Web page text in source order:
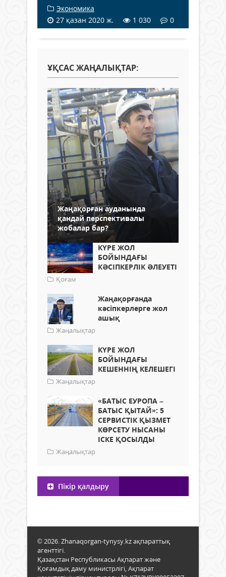
Экономика
27 қазан 2020 ж.
1 030 0
ҰҚСАС ЖАҢАЛЫҚТАР:
Жаңақорған ауданында
қандай перспективалы
жобалар бар?
КҮРЕ ЖОЛ
БОЙЫНДАҒЫ
КӘСІПКЕРЛІК ӘЛЕУЕТІ
Қоғам
Жаңақорғанда
кәсіпкерлерге жол
ашық
Жаңалықтар
КҮРЕ ЖОЛ
БОЙЫНДАҒЫ
КЕШЕННІҢ КЕЛЕШЕГІ
Жаңалықтар
«БАТЫС ЕУРОПА –
БАТЫС ҚЫТАЙ»: 5
СЕРВИСТІК ҚЫЗМЕТ
КӨРСЕТУ НЫСАНЫ
ІСКЕ ҚОСЫЛДЫ
Жаңалықтар
Пікір қалдыру
© 2026. Zhanaqorgan-tynysy.kz ақпараттық
агенттігі.
Қазақстан Республикасы Ақпарат және
Қоғамдық даму министрлігі, Ақпарат